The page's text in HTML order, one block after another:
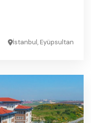
İstanbul, Eyüpsultan